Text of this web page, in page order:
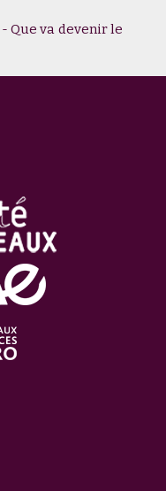
Que va devenir le